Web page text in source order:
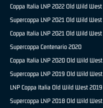
Coppa Italia LNP 2022 Old Wild West
Supercoppa LNP 2021 Old Wild West
Coppa Italia LNP 2021 Old Wild West
Supercoppa Centenario 2020
Coppa Italia LNP 2020 Old Wild West
Supercoppa LNP 2019 Old Wild West
LNP Coppa Italia Old Wild West 2019
Supercoppa LNP 2018 Old Wild West